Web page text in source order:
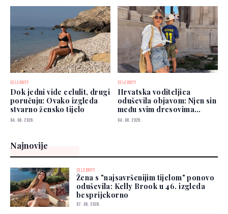
CELEBRITY
Dok jedni vide celulit, drugi
poručuju: Ovako izgleda
stvarno žensko tijelo
04. 08. 2026.
CELEBRITY
Hrvatska voditeljica
oduševila objavom: Njen sin
među svim dresovima
izabrao Zmajeve
04. 08. 2026.
Najnovije
CELEBRITY
Žena s "najsavršenijim tijelom" ponovo
oduševila: Kelly Brook u 46. izgleda
besprijekorno
07. 08. 2026.